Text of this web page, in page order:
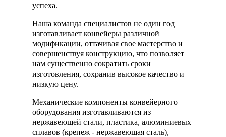
успеха.
Наша команда специалистов не один год
изготавливает конвейеры различной
модификации, оттачивая свое мастерство и
совершенствуя конструкцию, что позволяет
нам существенно сократить сроки
изготовления, сохранив высокое качество и
низкую цену.
Механические компоненты конвейерного
оборудования изготавливаются из
нержавеющей стали, пластика, алюминиевых
сплавов (крепеж - нержавеющая сталь),